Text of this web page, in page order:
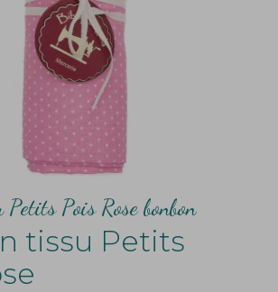
Petits Pois Rose bonbon
tissu Petits